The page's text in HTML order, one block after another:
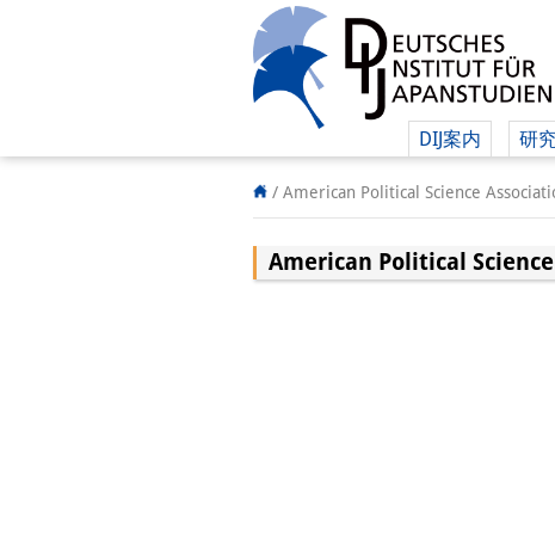
DIJ案内 研
/ American Political Science
American Political